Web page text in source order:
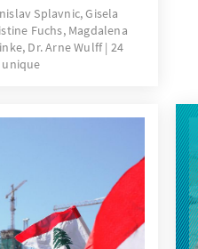
die rechtlichen
steht es um die
sind
Splavnic, Gisela
Fuchs, Magdalena
Dr. Arne Wulff 24